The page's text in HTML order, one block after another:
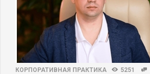
КОРПОРАТИВНАЯ ПРАКТИКА 5251